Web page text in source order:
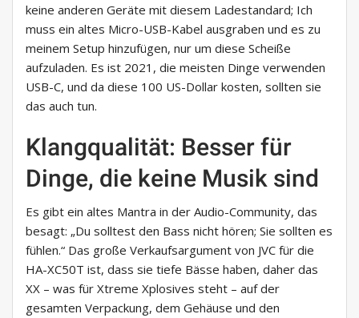
keine anderen Geräte mit diesem Ladestandard; Ich
muss ein altes Micro-USB-Kabel ausgraben und es zu
meinem Setup hinzufügen, nur um diese Scheiße
aufzuladen. Es ist 2021, die meisten Dinge verwenden
USB-C, und da diese 100 US-Dollar kosten, sollten sie
das auch tun.
Klangqualität: Besser für
Dinge, die keine Musik sind
Es gibt ein altes Mantra in der Audio-Community, das
besagt: „Du solltest den Bass nicht hören; Sie sollten es
fühlen.“ Das große Verkaufsargument von JVC für die
HA-XC50T ist, dass sie tiefe Bässe haben, daher das
XX – was für Xtreme Xplosives steht – auf der
gesamten Verpackung, dem Gehäuse und den